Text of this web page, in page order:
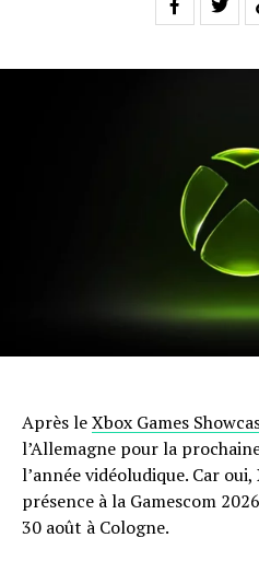
Après leXbox Games
l’Allemagne pour la
l’année vidéoludique. Car
présence à la Gamescom
30 août à Cologne.